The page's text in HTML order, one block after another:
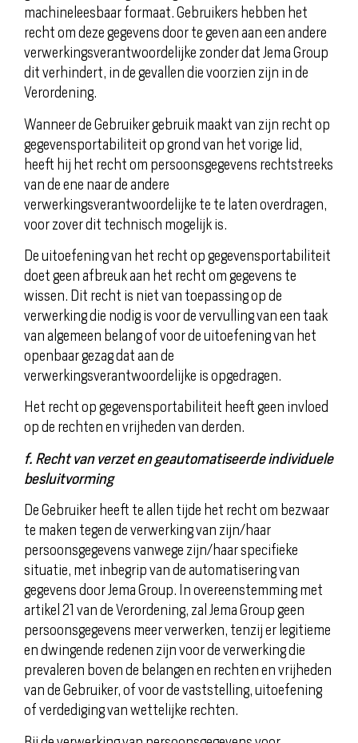
machineleesbaar formaat. Gebruikers hebben het
recht om deze gegevens door te geven aan een andere
verwerkingsverantwoordelijke zonder dat Jema Group
dit verhindert, in de gevallen die voorzien zijn in de
Verordening.
Wanneer de Gebruiker gebruik maakt van zijn recht op
gegevensportabiliteit op grond van het vorige lid,
heeft hij het recht om persoonsgegevens rechtstreeks
van de ene naar de andere
verwerkingsverantwoordelijke te te laten overdragen,
voor zover dit technisch mogelijk is.
De uitoefening van het recht op gegevensportabiliteit
doet geen afbreuk aan het recht om gegevens te
wissen. Dit recht is niet van toepassing op de
verwerking die nodig is voor de vervulling van een taak
van algemeen belang of voor de uitoefening van het
openbaar gezag dat aan de
verwerkingsverantwoordelijke is opgedragen.
Het recht op gegevensportabiliteit heeft geen invloed
op de rechten en vrijheden van derden.
f. Recht van verzet en geautomatiseerde individuele
besluitvorming
De Gebruiker heeft te allen tijde het recht om bezwaar
te maken tegen de verwerking van zijn/haar
persoonsgegevens vanwege zijn/haar specifieke
situatie, met inbegrip van de automatisering van
gegevens door Jema Group. In overeenstemming met
artikel 21 van de Verordening, zal Jema Group geen
persoonsgegevens meer verwerken, tenzij er legitieme
en dwingende redenen zijn voor de verwerking die
prevaleren boven de belangen en rechten en vrijheden
van de Gebruiker, of voor de vaststelling, uitoefening
of verdediging van wettelijke rechten.